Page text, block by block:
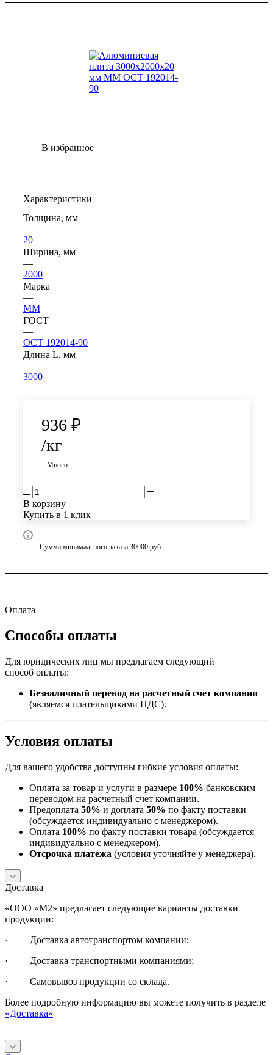
В избранное
Характеристики
Толщина, мм
—
20
Ширина, мм
—
2000
Марка
—
ММ
ГОСТ
—
ОСТ 192014-90
Длина L, мм
—
3000
936 ₽
/кг
Много
В корзину
Купить в 1 клик
Сумма минимального заказа 30000 руб.
Оплата
Способы оплаты
Для юридических лиц мы предлагаем следующий
способ оплаты:
Безналичный перевод на расчетный счет компании
(являемся плательщиками НДС).
Условия оплаты
Для вашего удобства доступны гибкие условия оплаты:
Оплата за товар и услуги в размере 100% банковским
переводом на расчетный счет компании.
Предоплата 50% и доплата 50% по факту поставки
(обсуждается индивидуально с менеджером).
Оплата 100% по факту поставки товара (обсуждается
индивидуально с менеджером).
Отсрочка платежа (условия уточняйте у менеджера).
Доставка
«ООО «М2» предлагает следующие варианты доставки
продукции:
· Доставка автотранспортом компании;
· Доставка транспортными компаниями;
· Самовывоз продукции со склада.
Более подробную информацию вы можете получить в разделе
«Доставка»